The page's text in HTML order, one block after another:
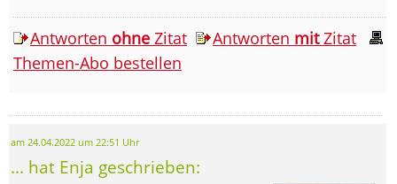
Antworten ohne Zitat Antworten mitZitat
Themen-Abo bestellen
am 24.04.2022 um 22:51 Uhr
... hat Enja geschrieben: